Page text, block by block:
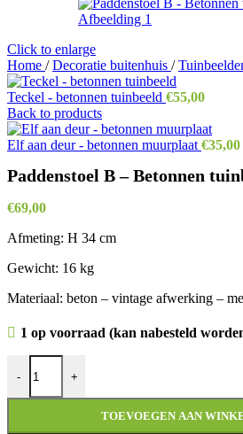
Click to enlarge
Home / Decoratie buitenhuis /
Teckel - betonnen tuinbeeld €55,00
Back to products
Elf aan deur - betonnen muurplaat €35,00
Paddenstoel B – Betonnen
€69,00
Afmeting: H 34 cm
Gewicht: 16 kg
Materiaal: beton – vintage afwerking –
1 op voorraad (kan nabesteld
-
Paddenstoel B - Betonnen tuinbeeld aantal
+
TOEVOEGEN AAN